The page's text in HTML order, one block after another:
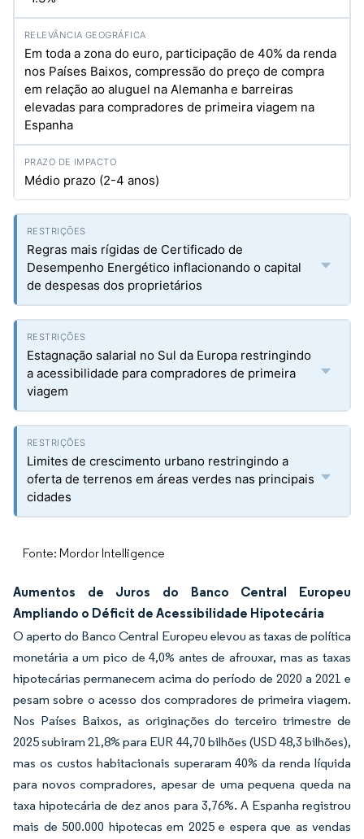
Em toda a zona do euro, participação de 40% da renda
nos Países Baixos, compressão do preço de compra
em relação ao aluguel na Alemanha e barreiras
elevadas para compradores de primeira viagem na
Espanha
Médio prazo (2-4 anos)
Regras mais rígidas de Certificado de
Desempenho Energético inflacionando o capital
de despesas dos proprietários
Estagnação salarial no Sul da Europa restringindo
a acessibilidade para compradores de primeira
viagem
Limites de crescimento urbano restringindo a
oferta de terrenos em áreas verdes nas principais
cidades
Fonte: Mordor Intelligence
Aumentos de Juros do Banco Central Europeu
Ampliando o Déficit de Acessibilidade Hipotecária
O aperto do Banco Central Europeu elevou as taxas de política
monetária a um pico de 4,0% antes de afrouxar, mas as taxas
hipotecárias permanecem acima do período de 2020 a 2021 e
pesam sobre o acesso dos compradores de primeira viagem.
Nos Países Baixos, as originações do terceiro trimestre de
2025 subiram 21,8% para EUR 44,70 bilhões (USD 48,3 bilhões),
mas os custos habitacionais superaram 40% da renda líquida
para novos compradores, apesar de uma pequena queda na
taxa hipotecária de dez anos para 3,76%. A Espanha registrou
mais de 500.000 hipotecas em 2025 e espera que as vendas